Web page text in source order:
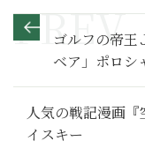
ゴルフの帝王
ベア」ポロシ
ンドものがた
人気の戦記漫画
イスキー